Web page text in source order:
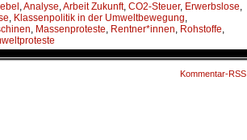
,Analyse,Arbeit Zukunft, CO2-Steuer, Erwerbslose,
, Klassenpolitik in der Umweltbewegung,
, Massenproteste, Rentner*innen, Rohstoffe,
Kommentar-RSS